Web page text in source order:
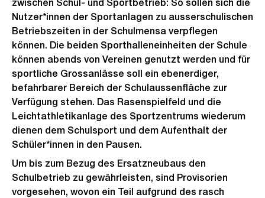
zwischen Schul- und Sportbetrieb: So sollen sich die
Nutzer*innen der Sportanlagen zu ausserschulischen
Betriebszeiten in der Schulmensa verpflegen
können. Die beiden Sporthalleneinheiten der Schule
können abends von Vereinen genutzt werden und für
sportliche Grossanlässe soll ein ebenerdiger,
befahrbarer Bereich der Schulaussenfläche zur
Verfügung stehen. Das Rasenspielfeld und die
Leichtathletikanlage des Sportzentrums wiederum
dienen dem Schulsport und dem Aufenthalt der
Schüler*innen in den Pausen.
Um bis zum Bezug des Ersatzneubaus den
Schulbetrieb zu gewährleisten, sind Provisorien
vorgesehen, wovon ein Teil aufgrund des rasch